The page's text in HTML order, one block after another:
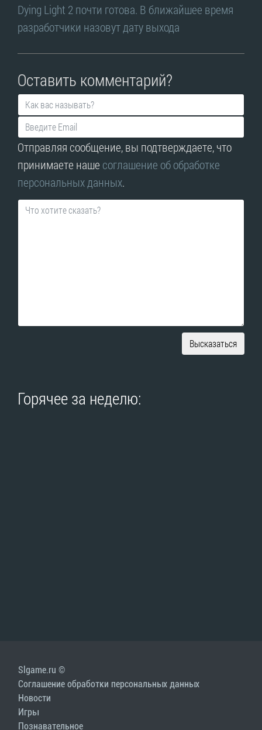
Dying Light 2 почти готова. В ближайшее время
разработчики назовут дату выхода
Оставить комментарий?
Отправляя сообщение, вы подтверждаете, что
принимаете наше соглашение об обработке
персональных данных.
Высказаться
Горячее за неделю:
Slgame.ru ©
Соглашение обработки персональных данных
Новости
Игры
Познавательное